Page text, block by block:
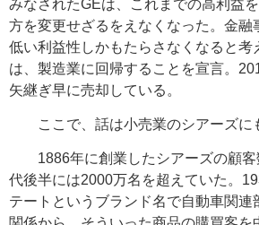
みなされたGEは、これまでの高利益
方を変更せざるをえなくなった。金融
低い利益性しかもたらさなくなると考
は、製造業に回帰することを宣言。
矢継ぎ早に売却している。
ここで、話は小売業のシアーズに
1886年に創業したシアーズの顧客
代後半には2000万名を超えていた。
テートというブランド名で自動車関連